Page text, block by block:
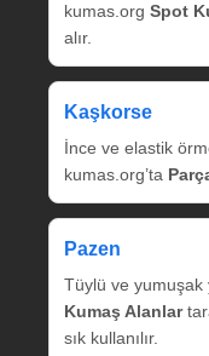
kumas.org Spot
alır.
Kaşkorse
İnce ve elastik
kumas.org’ta
Pazen
Tüylü ve yumuşak
Kumaş Alanlar
sık kullanılır.